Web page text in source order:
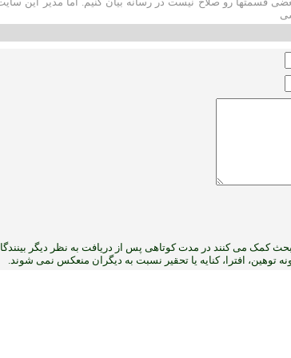
کمک می کنند در مدت کوتاهی پس از دریافت به نظر دیگر
توهین، افترا، کنایه یا تحقیر نسبت به دیگران منعکس نمی ‏شوند.